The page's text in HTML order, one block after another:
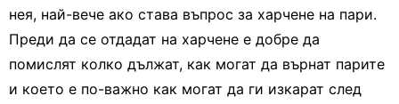
нея, най-вече ако става въпрос за харчене на пари.
Преди да се отдадат на харчене е добре да
помислят колко дължат, как могат да върнат парите
и което е по-важно как могат да ги изкарат след